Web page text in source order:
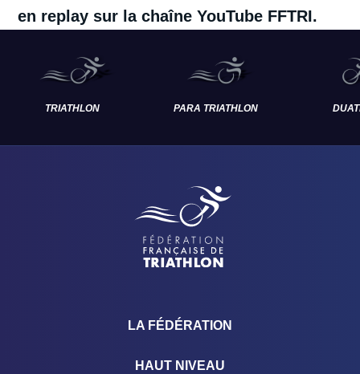
en replay sur la chaîne YouTube FFTRI.
TRIATHLON PARA TRIATHLON
LA FÉDÉRATION
HAUT NIVEAU